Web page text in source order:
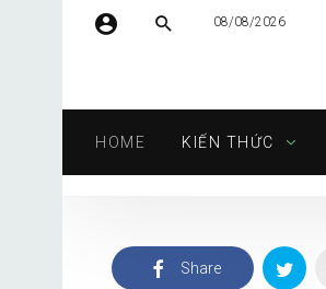
Mật khẩu
Tự động đăng nhập
08/08/2026
HOME KIẾN THỨC
Share